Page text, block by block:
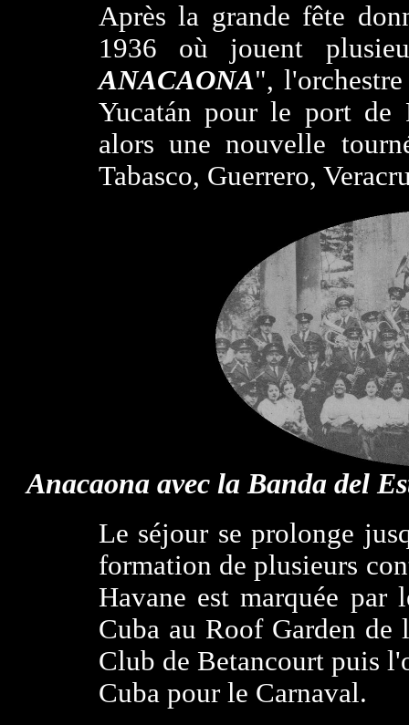
Après la grande fête
1936 où jouent
ANACAONA",
Yucatán pour le port de
alors une nouvelle
Tabasco, Guerrero,
Anacaona avec la Banda del
Le séjour se prolonge
formation de plusieurs
Havane est marquée
Cuba au Roof Garden
Club de Betancourt puis
Cuba pour le Carnaval.